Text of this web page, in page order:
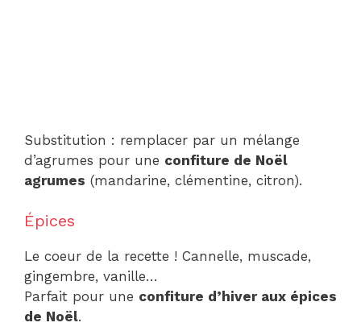
Substitution : remplacer par un mélange
d’agrumes pour une confiture de Noël
agrumes (mandarine, clémentine, citron).
Épices
Le coeur de la recette ! Cannelle, muscade,
gingembre, vanille…
Parfait pour une confiture d’hiver aux épices
de Noël.